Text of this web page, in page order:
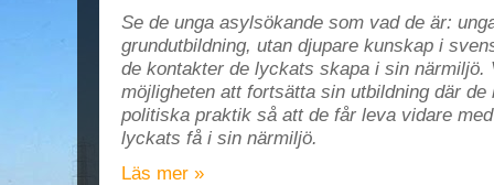
Se de unga asylsökande som vad de är:
grundutbildning, utan djupare kunskap i
de kontakter de lyckats skapa i sin närmiljö.
möjligheten att fortsätta sin utbildning där de
politiska praktik så att de får leva vidare
lyckats få i sin närmiljö.
Läs mer »